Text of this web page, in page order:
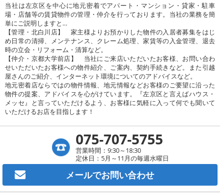
当社は左京区を中心に地元密着でアパート・マンション・貸家・駐車
場・店舗等の賃貸物件の管理・仲介を行っております。当社の業務を簡
単にご説明しますと…
【管理・北白川店】 家主様よりお預かりした物件の入居者募集をはじ
め日常の清掃、メンテナンス、クレーム処理、家賃等の入金管理、退去
時の立会・リフォーム・清算など。
【仲介・京都大学前店】 当社にご来店いただいたお客様、お問い合わ
せいただいたお客様への物件紹介、ご案内、契約手続きなど。また引越
屋さんのご紹介、インターネット環境についてのアドバイスなど。
地元密着店ならではの物件情報、地元情報などお客様のご要望に沿った
物件の提案、アドバイスを心がけています。『左京区と言えばハウス・
メッセ』と言っていただけるよう、お客様に気軽に入って何でも聞いて
いただけるお店を目指します！
075-707-5755
営業時間：9:30～18:30
定休日：5月～11月の毎週水曜日
メールでお問い合わせ